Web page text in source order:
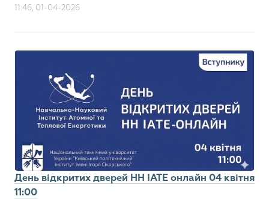
Коли: 3-4 квітня 20..
11:46, 01-04-2026
День відкритих дверей НН ІАТЕ онлайн 04 квітня
11:00